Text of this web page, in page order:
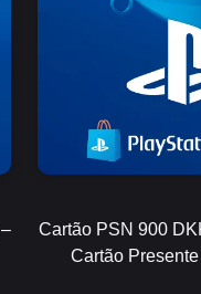
Cartão PSN 900
Cartão